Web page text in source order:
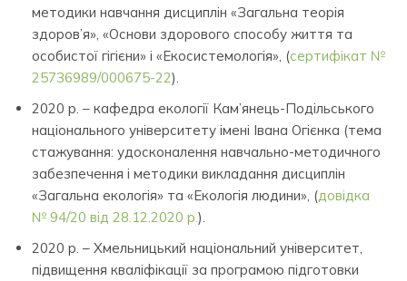
методики навчання дисциплін «Загальна теорія
здоров’я», «Основи здорового способу життя та
особистої гігієни» і «Екосистемологія», (сертифікат №
25736989/000675-22).
2020 р. – кафедра екології Кам’янець-Подільського
національного університету імені Івана Огієнка (тема
стажування: удосконалення навчально-методичного
забезпечення і методики викладання дисциплін
«Загальна екологія» та «Екологія людини», (довідка
№ 94/20 від 28.12.2020 р. ).
2020 р. – Хмельницький національний університет,
підвищення кваліфікації за програмою підготовки